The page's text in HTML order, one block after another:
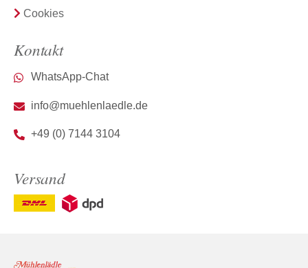
Cookies
Kontakt
WhatsApp-Chat
info@muehlenlaedle.de
+49 (0) 7144 3104
Versand